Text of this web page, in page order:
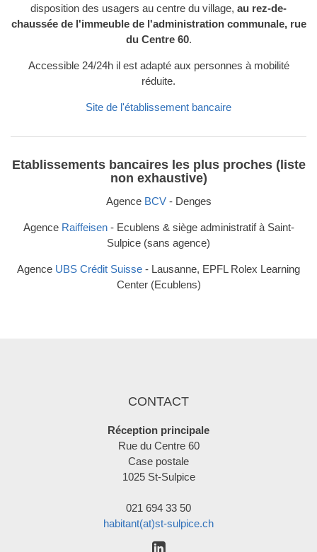
disposition des usagers au centre du village, au rez-de-
chaussée de l'immeuble de l'administration communale, rue
du Centre 60.
Accessible 24/24h il est adapté aux personnes à mobilité
réduite.
Site de l'établissement bancaire
Etablissements bancaires les plus proches (liste
non exhaustive)
Agence BCV- Denges
Agence Raiffeisen- Ecublens & siège administratif à Saint-
Sulpice (sans agence)
Agence UBS Crédit Suisse - Lausanne, EPFL Rolex Learning
Center (Ecublens)
CONTACT
Réception principale
Rue du Centre 60
Case postale
1025 St-Sulpice
021 694 33 50
habitant(at)st-sulpice.ch